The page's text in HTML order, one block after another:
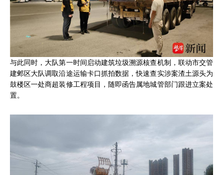
与此同时，大队第一时间启动建筑垃圾溯源核查机制，联动市交管
建邺区大队调取沿途运输卡口抓拍数据，快速查实涉案渣土源头为
鼓楼区一处商超装修工程项目，随即函告属地城管部门跟进立案处
置。